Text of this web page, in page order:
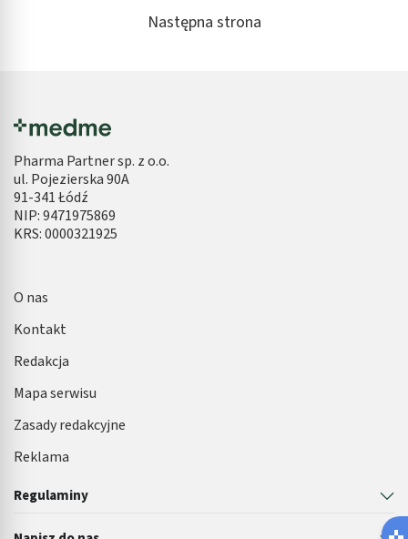
Następna strona
Pharma Partner sp. z o.o.
ul. Pojezierska 90A
91-341 Łódź
NIP: 9471975869
KRS: 0000321925
Regulaminy
O nas
Kontakt
Redakcja
Mapa serwisu
Zasady redakcyjne
Reklama
Latem łatwiej o infekcję pęcherza 🌊